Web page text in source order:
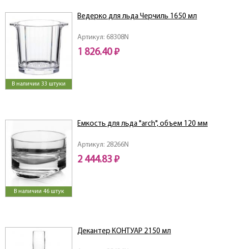
В наличии 33 штуки
Артикул: 68308N
Ведерко для льда Черчиль 1650 мл
1 826.40 ₽
В наличии 46 штук
Артикул: 28266N
Емкость для льда "arch", объем 120 мм
2 444.83 ₽
Декантер КОНТУАР 2150 мл